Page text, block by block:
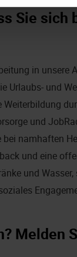
Sie sich
in unsere
Urlaubs- und
Weiterbildung
und
namhaften
und eine
und
Melden